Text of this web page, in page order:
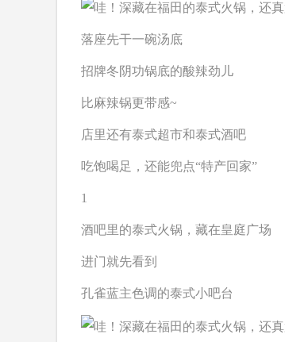
落座先干一碗汤底
招牌冬阴功锅底的酸辣劲儿
比麻辣锅更带感~
店里还有泰式超市和泰式酒吧
吃饱喝足，还能兜点“特产回家”
1
酒吧里的泰式火锅，藏在皇庭广场
进门就先看到
孔雀蓝主色调的泰式小吧台